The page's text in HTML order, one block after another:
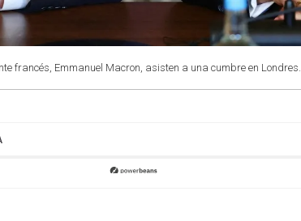
francés, Emmanuel Macron, asisten a una cumbre en Londres.